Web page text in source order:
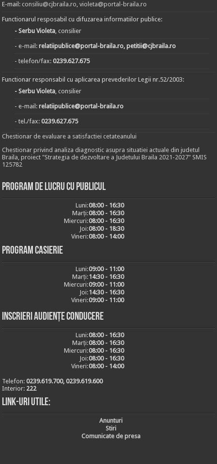
E-mail:consiliu@cjbraila.ro,violeta@portal-braila.ro
Functionarul resposabil cu difuzarea informatiilor publice:
- Serbu Violeta, consilier
- e-mail:relatiipublice@portal-braila.ro, petitii@cjbraila.ro
- telefon/fax:0239.627.675
Functionar responsabil cu aplicarea prevederilor Legii nr.52/2003:
- Serbu Violeta, consilier
- e-mail:relatiipublice@portal-braila.ro
- tel./fax:0239.627.675
Chestionar de evaluare a satisfactiei cetateanului
Chestionar privind analiza diagnostic asupra situatiei actuale din judetul
Braila, proiect "Strategia de dezvoltare a Judetului Braila 2021-2027" SMIS
125782
Program de lucru cu publicul
Luni:08:00 - 16:30
Marți:08:00 - 16:30
Miercuri:08:00 - 16:30
Joi:08:00 - 18:30
Vineri:08:00 - 14:00
Program casierie
Luni:09:00 - 11:00
Marți:14:30 - 16:30
Miercuri:09:00 - 11:00
Joi:14:30 - 16:30
Vineri:09:00 - 11:00
Inscrieri audiențe conducere
Luni:08:00 - 16:30
Marți:08:00 - 16:30
Miercuri:08:00 - 16:30
Joi:08:00 - 16:30
Vineri:08:00 - 14:00
Telefon:0239.619.700, 0239.619.600
Interior: 222
Link-uri utile:
Anunturi
Stiri
Comunicate de presa